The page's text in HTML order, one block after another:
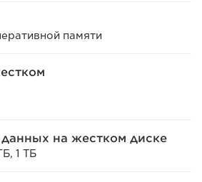
памяти
на жестком диске
1 ТБ